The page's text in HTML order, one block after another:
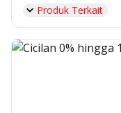
Produk Terkait